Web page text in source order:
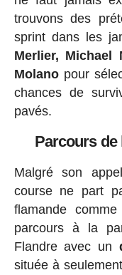
trouvons des
sprint dans les
Merlier, Michael
Molanopour
chances de
pavés.
Parcours de
Malgré son
course ne part
flamande
parcours à la
Flandre avec un
située à